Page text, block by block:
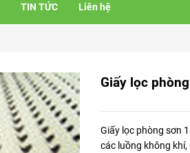
TIN TỨC Liên hệ
Giấy lọc
Giấy lọc phòng sơn
các luồng không